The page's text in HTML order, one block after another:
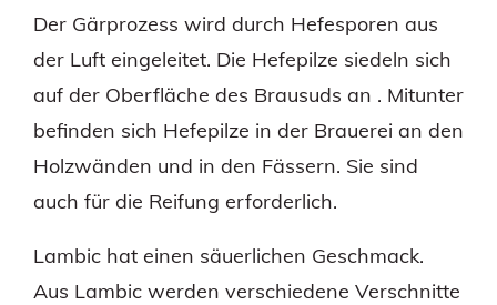
Der Gärprozess wird durch Hefesporen aus
der Luft eingeleitet. Die Hefepilze siedeln sich
auf der Oberfläche des Brausuds an . Mitunter
befinden sich Hefepilze in der Brauerei an den
Holzwänden und in den Fässern. Sie sind
auch für die Reifung erforderlich.
Lambic hat einen säuerlichen Geschmack.
Aus Lambic werden verschiedene Verschnitte